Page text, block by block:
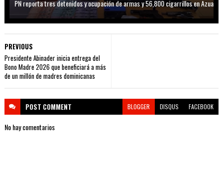
PN reporta tres detenidos y ocupación de armas y 56,800 cigarrillos en Azua
PREVIOUS
Presidente Abinader inicia entrega del
Bono Madre 2026 que beneficiará a más
de un millón de madres dominicanas
POST COMMENT BLOGGER DISQUS FACEBOOK
No hay comentarios